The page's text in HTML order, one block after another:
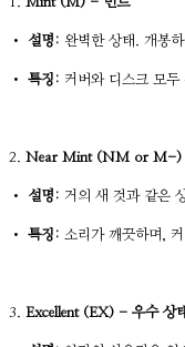
• 설명: 완벽한 상태. 개봉
• 특징: 커버와 디스크 모두
2. Near Mint (NM or M-)
• 설명: 거의 새 것과 같은
• 특징: 소리가 깨끗하며,
3. Excellent (EX) - 우수 상